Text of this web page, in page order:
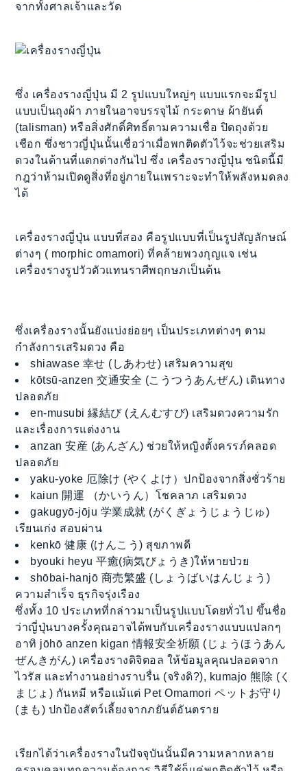
จากทั้งศาลเจ้าและวัด
ซึ่ง เครื่องรางญี่ปุ่น มี 2 รูปแบบใหญ่ๆ แบบแรกจะมีรูป
แบบเป็นถุงผ้า ภายในอาจบรรจุไม้ กระดาษ ผ้ายันต์
(talisman) หรือสิ่งศักดิ์ศิทธิ์ตามความเชื่อ ปิดถุงด้วย
เชือก ซึ่งชาวญี่ปุ่นนั้นเชื่อว่าเมื่อพกติดตัวไว้จะช่วยเสริม
ดวงในด้านที่แตกต่างกันไป ซึ่ง เครื่องรางญี่ปุ่น ชนิดนี้มี
กฎว่าห้ามเปิดดูสิ่งที่อยู่ภายในเพราะจะทำให้พลังหมดลง
ได้
เครื่องรางญี่ปุ่น แบบที่สอง คือรูปแบบที่เป็นรูปสัญลักษณ์
ต่างๆ ( morphic omamori) ที่คล้ายพวงกุญแจ เช่น
เครื่องรางรูปวัวตัวแทนราศีพฤกษภเป็นต้น
ซึ่งเครื่องรางนั้นยังแบ่งย่อยๆ เป็นประเภทต่างๆ ตาม
กำลังการเสริมดวง คือ
shiawase 幸せ (しあわせ) เสริมความสุข
kōtsū-anzen 交通安全 (こうつうあんぜん) เดินทาง
ปลอดภัย
en-musubi 縁結び (えんむすび) เสริมดวงความรัก
และเรื่องการแต่งงาน
anzan 安産 (あんざん) ช่วยให้หญิงตั้งครรภ์คลอด
ปลอดภัย
yaku-yoke 厄除け (やくよけ）ปกป้องจากสิ่งชั่วร้าย
kaiun 開運 （かいうん）โชคลาภ เสริมดวง
gakugyō-jōju 学業成就 (がくぎょうじょうじゅ)
เรียนเก่ง สอบผ่าน
kenkō 健康 (けんこう) สุขภาพดี
byouki heyu 平癒(病気びょうき)ให้หายป่วย
shōbai-hanjō 商売繁盛 (しょうばいはんじょう)
ความสำเร็จ ธุรกิจรุ่งเรือง
ซึ่งทั้ง 10 ประเภทที่กล่าวมาเป็นรูปแบบโดยทั่วไป ขึ้นชื่อ
ว่าญี่ปุ่นบางครั้งคุณอาจได้พบกับเครื่องรางแบบแปลกๆ
อาทิ jōhō anzen kigan 情報安全祈願 (じょうほうあん
ぜんきがん) เครื่องรางดิจิตอล ให้ข้อมูลคุณปลอดจาก
ไวรัส และทำงานอย่างราบรื่น (จริงดิ?), kumajo 熊除 (く
まじょ) กันหมี หรือแม้แต่ Pet Omamori ペットお守り
(まも) ปกป้องสัตว์เลี้ยงจากภยันต์อันตราย
เรียกได้ว่าเครื่องรางในปัจจุบันนั้นมีความหลากหลาย